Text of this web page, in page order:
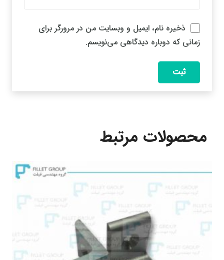
ذخیره نام، ایمیل و وبسایت من در مرورگر برای
زمانی که دوباره دیدگاهی می‌نویسم.
محصولات مرتبط